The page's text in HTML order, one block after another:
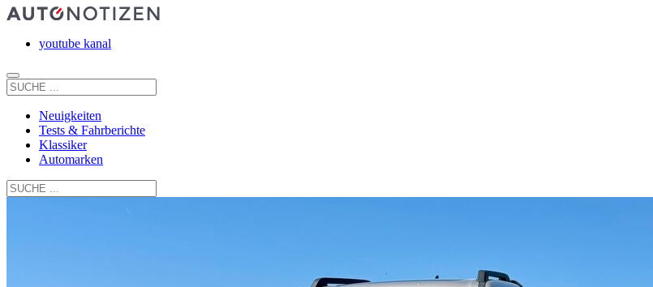
youtube kanal
Neuigkeiten
Tests & Fahrberichte
Klassiker
Automarken